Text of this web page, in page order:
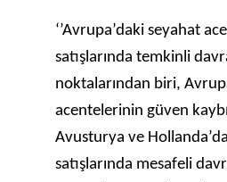
‘’Avrupa’daki seyahat
satışlarında temkinli
noktalarından biri,
acentelerinin güven
Avusturya ve
satışlarında mesafeli